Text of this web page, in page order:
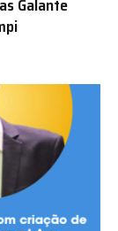
Galante